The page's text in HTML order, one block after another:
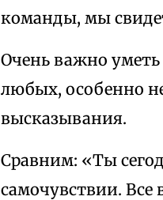
команды, мы
Очень важно
любых, особенно
высказывания.
Сравним: «Ты
самочувствии. Все